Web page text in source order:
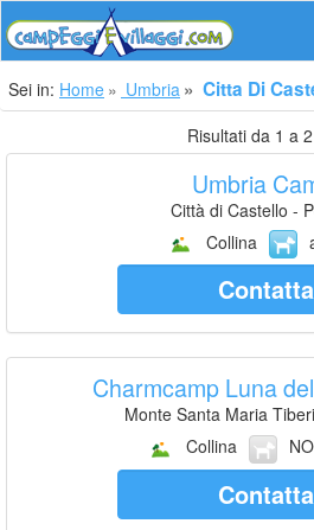
Sei in: Home Umbria Citta Di
Risultati da 1 a
Umbria
Città di Castello -
Collina
Contatta
Charmcamp Luna
Monte Santa Maria
Collina
Contatta